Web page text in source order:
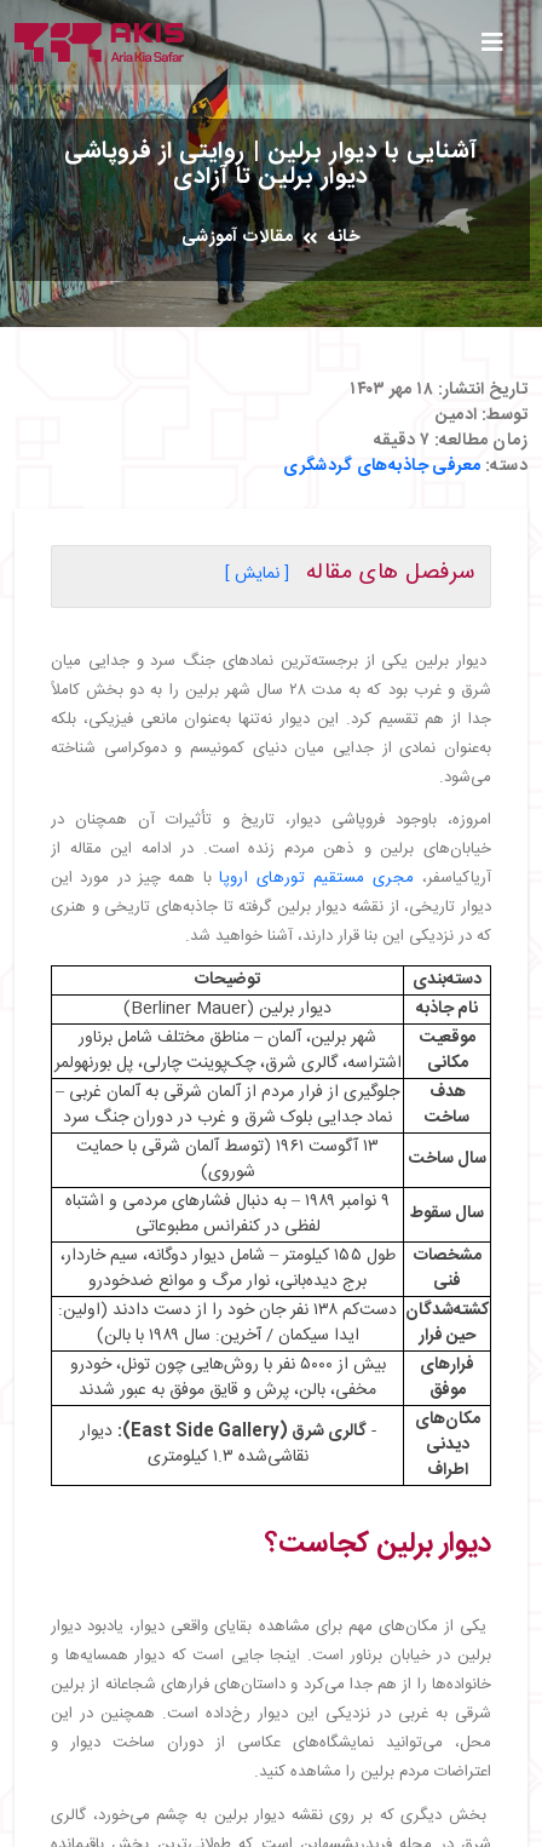
آشنایی با دیوار برلین | روایتی از فروپاشی
دیوار برلین تا آزادی
خانه مقالات آموزشی
تاریخ انتشار: ۱۸ مهر ۱۴۰۳
توسط: ادمین
زمان مطالعه: ۷دقیقه
دسته: معرفی جاذبه‌های گردشگری
سرفصل های مقاله
[ نمایش ]
・دیوار برلین کجاست؟
تاریخچه دیوار برلین
・ ساخت دیوار برلین در سال ۱۹۶۱
・ افزایش نظارت در مرز
・
سقوط دیوار برلین
・
تخریب دیوار و بقایای باقی‌مانده
・حقایق جالب در مورد دیوار برلین
・سقوط دیوار برلین به‌اشتباه رخ داد
・
دیوار برلین ۱۵ سال پس از شروع جنگ سرد ساخته
شد
・دیوار برلین در واقع دو دیوار بود
・بیش از ۱۰۰ نفر کشته در مسیر عبور از دیوار برلین
・بیش از ۵۰۰۰ نفر موفق به فرار از دیوار برلین شدند
・جاهای دیدنی اطراف دیوار برلین
・نحوه دسترسی به دیوار برلین
・دیوار برلین روی نقشه
・بهترین زمان بازدید از دیوار برلین
دیوار برلین یکی از برجسته‌ترین نمادهای جنگ سرد و جدایی میان
شرق و غرب بود که به مدت ۲۸ سال شهر برلین را به دو بخش کاملاً
جدا از هم تقسیم کرد. این دیوار نه‌تنها به‌عنوان مانعی فیزیکی، بلکه
به‌عنوان نمادی از جدایی میان دنیای کمونیسم و دموکراسی شناخته
می‌شود.
امروزه، باوجود فروپاشی دیوار، تاریخ و تأثیرات آن همچنان در
خیابان‌های برلین و ذهن مردم زنده است. در ادامه این مقاله از
آریاکیاسفر، مجری مستقیم تورهای اروپابا همه چیز در مورد این
دیوار تاریخی، از نقشه دیوار برلین گرفته تا جاذبه‌های تاریخی و هنری
که در نزدیکی این بنا قرار دارند، آشنا خواهید شد.
دسته‌بندی
توضیحات
نام جاذبه
دیوار برلین (Berliner Mauer)
موقعیت
مکانی
شهر برلین، آلمان – مناطق مختلف شامل برناور
اشتراسه، گالری شرق، چک‌پوینت چارلی، پل بورنهولمر
هدف
ساخت
جلوگیری از فرار مردم از آلمان شرقی به آلمان غربی –
نماد جدایی بلوک شرق و غرب در دوران جنگ سرد
سال ساخت
۱۳ آگوست ۱۹۶۱ (توسط آلمان شرقی با حمایت
شوروی)
سال سقوط
۹ نوامبر ۱۹۸۹ – به دنبال فشارهای مردمی و اشتباه
لفظی در کنفرانس مطبوعاتی
مشخصات
فنی
طول ۱۵۵ کیلومتر – شامل دیوار دوگانه، سیم خاردار،
برج دیده‌بانی، نوار مرگ و موانع ضدخودرو
کشته‌شدگان
حین فرار
دست‌کم ۱۳۸ نفر جان خود را از دست دادند (اولین:
ایدا سیکمان / آخرین: سال ۱۹۸۹ با بالن)
فرارهای
موفق
بیش از ۵۰۰۰ نفر با روش‌هایی چون تونل، خودرو
مخفی، بالن، پرش و قایق موفق به عبور شدند
مکان‌های
دیدنی
اطراف
-گالری شرق (East Side Gallery):
دیوار
نقاشی‌شده ۱.۳ کیلومتری
دیوار برلین کجاست؟
یکی از مکان‌های مهم برای مشاهده بقایای واقعی دیوار، یادبود دیوار
برلین در خیابان برناور است. اینجا جایی است که دیوار همسایه‌ها و
خانواده‌ها را از هم جدا می‌کرد و داستان‌های فرارهای شجاعانه از برلین
شرقی به غربی در نزدیکی این دیوار رخ‌داده است. همچنین در این
محل، می‌توانید نمایشگاه‌های عکاسی از دوران ساخت دیوار و
اعتراضات مردم برلین را مشاهده کنید.
بخش دیگری که بر روی نقشه دیوار برلین به چشم می‌خورد، گالری